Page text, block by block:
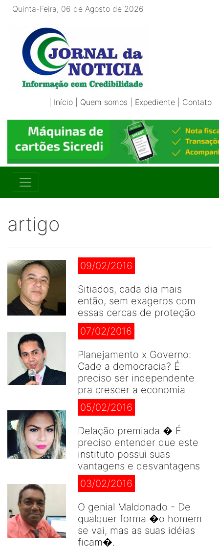
Quinta-Feira, 06 de Agosto de 2026
Início Quem somos Expediente Contato
artigo
09/02/2016
Sitiados, cada dia mais
então, sem exageros com
essas cercas de proteção
07/02/2016
Planejamento x Governo:
Cade a democracia? É
preciso ser independente
pra crescer a economia
05/02/2016
Delação premiada � É
preciso entender que este
instituto possui suas
vantagens e desvantagens
03/02/2016
O genial Maldonado - De
qualquer forma �o homem
se vai, mas as suas idéias
ficam�.